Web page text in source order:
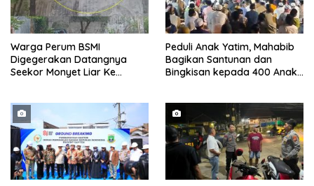
Warga Perum BSMI
Digegerakan Datangnya
Seekor Monyet Liar Ke
Peduli Anak Yatim, Mahabib
Bagikan Santunan dan
Bingkisan kepada 400 Anak